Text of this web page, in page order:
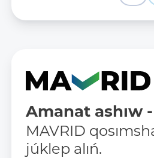
Amanat ashıw
MAVRID
júklep alıń.